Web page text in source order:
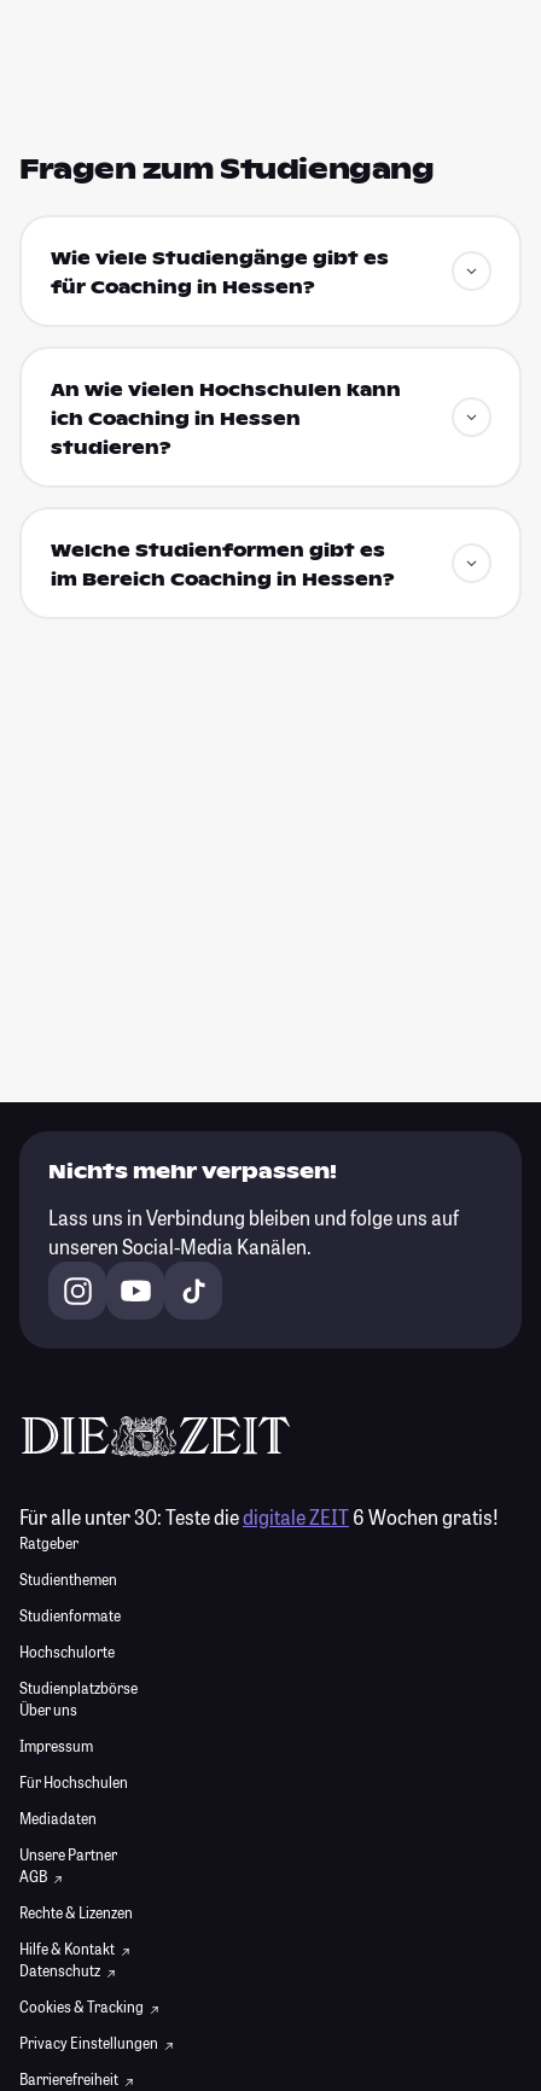
Fragen zum Studiengang
Wie viele Studiengänge gibt es
für Coaching in Hessen?
An wie vielen Hochschulen kann
ich Coaching in Hessen
studieren?
Welche Studienformen gibt es
im Bereich Coaching in Hessen?
Nichts mehr verpassen!
Lass uns in Verbindung bleiben und folge uns auf
unseren Social-Media Kanälen.
Für alle unter 30:Teste diedigitale ZEIT6 Wochen gratis!
Ratgeber
Studienthemen
Studienformate
Hochschulorte
Studienplatzbörse
Über uns
Impressum
Für Hochschulen
Mediadaten
Unsere Partner
AGB
Rechte & Lizenzen
Hilfe & Kontakt
Datenschutz
Cookies & Tracking
Privacy Einstellungen
Barrierefreiheit